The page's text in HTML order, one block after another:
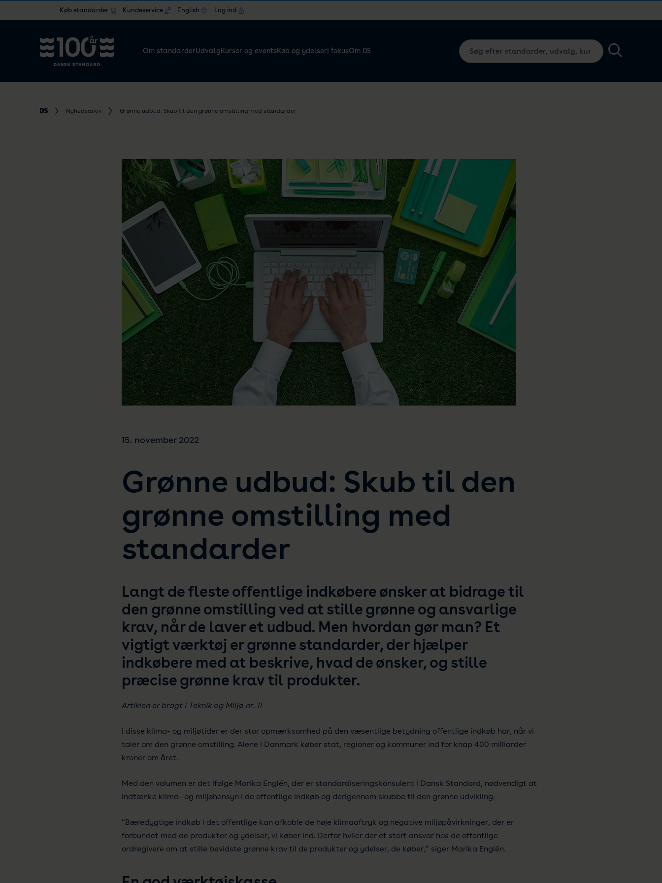
Køb standarder Kundeservice English Log ind
Om standarderUdvalgKurser og eventsKøb og ydelser I fokusOm DS
Nyhedsarkiv Grønne udbud: Skub til den grønne omstilling med standarder
15. november 2022
Grønne udbud: Skub til den
grønne omstilling med
standarder
Langt de fleste offentlige indkøbere ønsker at bidrage til
den grønne omstilling ved at stille grønne og ansvarlige
krav, når de laver et udbud. Men hvordan gør man? Et
vigtigt værktøj er grønne standarder, der hjælper
indkøbere med at beskrive, hvad de ønsker, og stille
præcise grønne krav til produkter.
Artiklen er bragt i Teknik og Miljø nr. 11
I disse klima- og miljøtider er der stor opmærksomhed på den væsentlige betydning offentlige indkøb har, når vi
taler om den grønne omstilling. Alene i Danmark køber stat, regioner og kommuner ind for knap 400 milliarder
kroner om året.
Med den volumen er det ifølge Marika Englén, der er standardiseringskonsulent i Dansk Standard, nødvendigt at
indtænke klima- og miljøhensyn i de offentlige indkøb og derigennem skubbe til den grønne udvikling.
”Bæredygtige indkøb i det offentlige kan afkoble de høje klimaaftryk og negative miljøpåvirkninger, der er
forbundet med de produkter og ydelser, vi køber ind. Derfor hviler der et stort ansvar hos de offentlige
ordregivere om at stille bevidste grønne krav til de produkter og ydelser, de køber,” siger Marika Englén.